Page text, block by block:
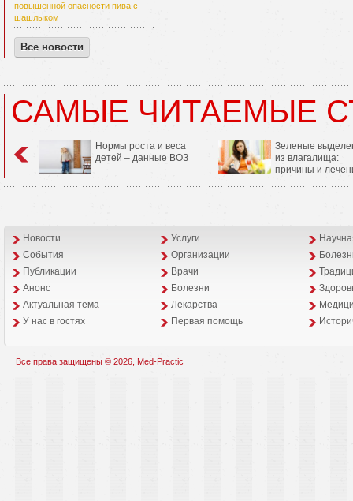
повышенной опасности пива с
шашлыком
Все новости
САМЫЕ ЧИТАЕМЫЕ
Нормы роста и веса
детей – данные ВОЗ
Зеленые
из влагалища:
причины и
Новости Услуги
События
Организации
Публикации
Врачи
Анонс
Болезни
Aктуальная тема
Лекарства
У нас в гостях
Первая помощь
Все права защищены © 2026, Med-Practic